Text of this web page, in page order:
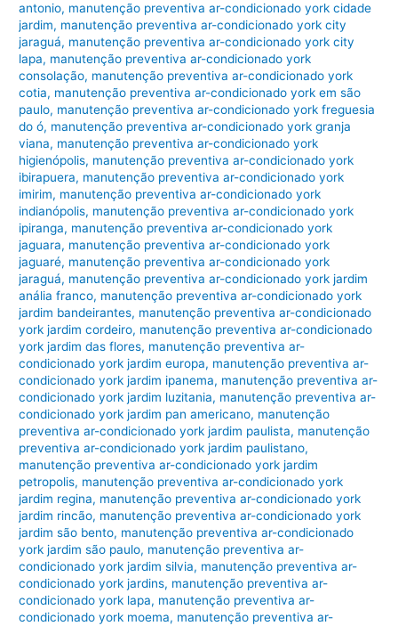
antonio, manutenção preventiva ar-condicionado york cidade
jardim, manutenção preventiva ar-condicionado york city
jaraguá, manutenção preventiva ar-condicionado york city
lapa, manutenção preventiva ar-condicionado york
consolação, manutenção preventiva ar-condicionado york
cotia, manutenção preventiva ar-condicionado york em são
paulo, manutenção preventiva ar-condicionado york freguesia
do ó, manutenção preventiva ar-condicionado york granja
viana, manutenção preventiva ar-condicionado york
higienópolis, manutenção preventiva ar-condicionado york
ibirapuera, manutenção preventiva ar-condicionado york
imirim, manutenção preventiva ar-condicionado york
indianópolis, manutenção preventiva ar-condicionado york
ipiranga, manutenção preventiva ar-condicionado york
jaguara, manutenção preventiva ar-condicionado york
jaguaré, manutenção preventiva ar-condicionado york
jaraguá, manutenção preventiva ar-condicionado york jardim
anália franco, manutenção preventiva ar-condicionado york
jardim bandeirantes, manutenção preventiva ar-condicionado
york jardim cordeiro, manutenção preventiva ar-condicionado
york jardim das flores, manutenção preventiva ar-
condicionado york jardim europa, manutenção preventiva ar-
condicionado york jardim ipanema, manutenção preventiva ar-
condicionado york jardim luzitania, manutenção preventiva ar-
condicionado york jardim pan americano, manutenção
preventiva ar-condicionado york jardim paulista, manutenção
preventiva ar-condicionado york jardim paulistano,
manutenção preventiva ar-condicionado york jardim
petropolis, manutenção preventiva ar-condicionado york
jardim regina, manutenção preventiva ar-condicionado york
jardim rincão, manutenção preventiva ar-condicionado york
jardim são bento, manutenção preventiva ar-condicionado
york jardim são paulo, manutenção preventiva ar-
condicionado york jardim silvia, manutenção preventiva ar-
condicionado york jardins, manutenção preventiva ar-
condicionado york lapa, manutenção preventiva ar-
condicionado york moema, manutenção preventiva ar-